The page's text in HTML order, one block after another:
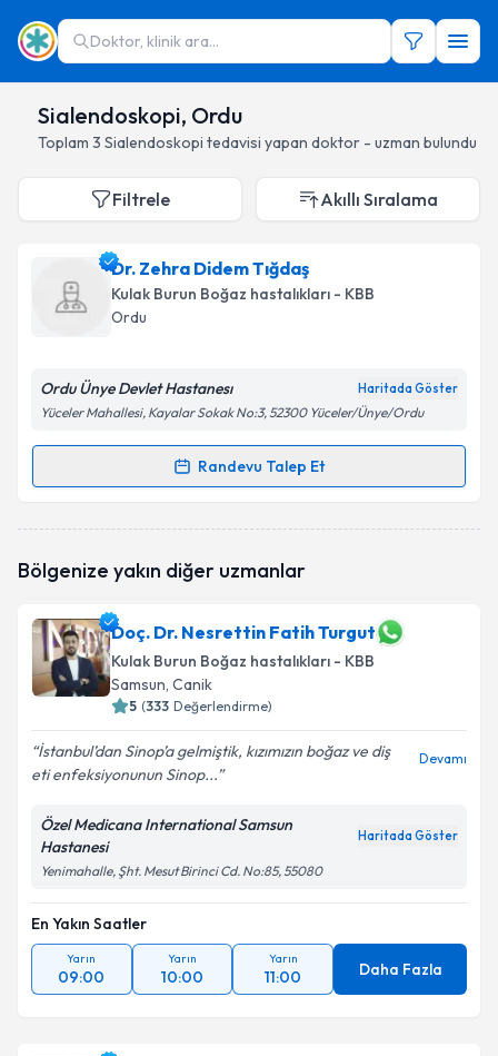
Doktor, klinik ara...
Sialendoskopi, Ordu
Toplam 3 Sialendoskopi tedavisi yapan doktor - uzman bulundu
Filtrele Akıllı Sıralama
Dr. Zehra Didem Tığdaş
Kulak Burun Boğaz hastalıkları - KBB
Ordu
Ordu Ünye Devlet Hastanesı Haritada Göster
Yüceler Mahallesi, Kayalar Sokak No:3, 52300 Yüceler/Ünye/Ordu
Randevu Talep Et
Randevu Takvimi Talebi
oluşturun. Size bu uzmandan randevu almanız için bir
E-posta Adresiniz
Kişisel verilerimin işlenmesine ilişkinAydınlatma
Metni'ni okudum ve kişisel verilerimin belirtilen
Takvim Talebini Gönder
Bölgenize yakın diğer uzmanlar
Doç. Dr. Nesrettin Fatih Turgut
Kulak Burun Boğaz hastalıkları - KBB
Samsun, Canik
5 (333 Değerlendirme)
İstanbul’dan Sinop’a gelmiştik, kızımızın boğaz ve diş
eti enfeksiyonunun Sinop...
Devamı
Özel Medicana International Samsun
Hastanesi
Haritada Göster
Yenimahalle, Şht. Mesut Birinci Cd. No:85, 55080
En Yakın Saatler
Yarın
09:00
Yarın
10:00
Yarın
11:00 Daha Fazla